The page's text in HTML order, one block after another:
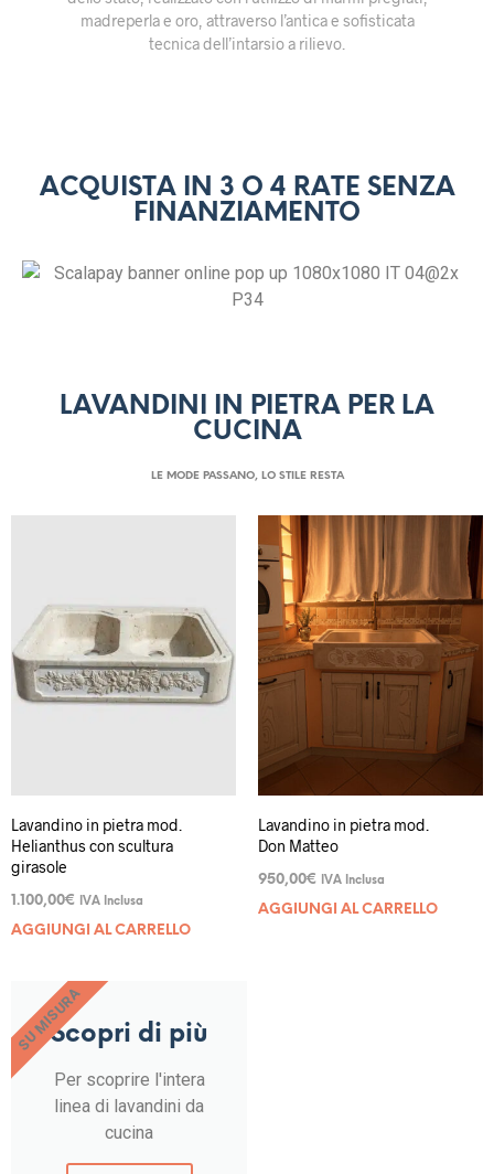
madreperla e oro, attraverso l’antica e sofisticata
tecnica dell’intarsio a rilievo.
ACQUISTA IN 3 O 4 RATE SENZA
FINANZIAMENTO
LAVANDINI IN PIETRA PER LA
CUCINA
LE MODE PASSANO, LO STILE RESTA
Lavandino in pietra mod.
Helianthus con scultura
girasole
1.100,00€ IVA Inclusa
AGGIUNGI AL CARRELLO
Lavandino in pietra mod.
Don Matteo
950,00€ IVA Inclusa
AGGIUNGI AL CARRELLO
Scopri di più
Per scoprire l'intera
linea di lavandini da
cucina
SU MISURA